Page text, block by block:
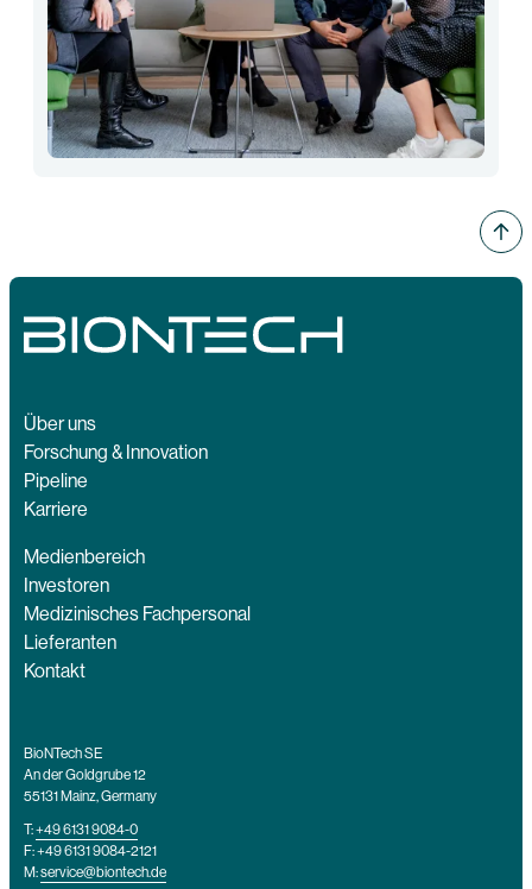
Über uns
Forschung & Innovation
Pipeline
Karriere
Medienbereich
Investoren
Medizinisches Fachpersonal
Lieferanten
Kontakt
BioNTech SE
An der Goldgrube 12
55131 Mainz, Germany
T:+49 6131 9084-0
F: +49 6131 9084-2121
M:service@biontech.de